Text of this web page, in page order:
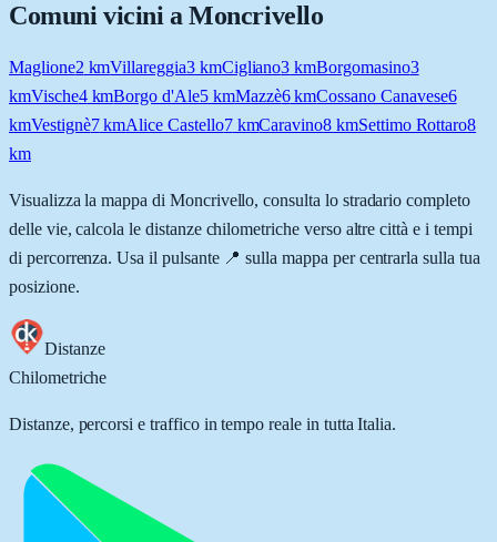
Comuni vicini aMoncrivello
Maglione2 kmVillareggia3kmCigliano3 kmBorgomasino3
kmVische4kmBorgo d'Ale5kmMazzè6kmCossano Canavese6
kmVestignè7kmAlice Castello7kmCaravino8 kmSettimo Rottaro8
km
Visualizza la mappa di Moncrivello, consulta lo stradario completo
delle vie, calcola le distanze chilometriche verso altre città e i tempi
di percorrenza. Usa il pulsante 📍 sulla mappa per centrarla sulla tua
posizione.
Distanze
Chilometriche
Distanze, percorsi e traffico in tempo reale in tutta Italia.